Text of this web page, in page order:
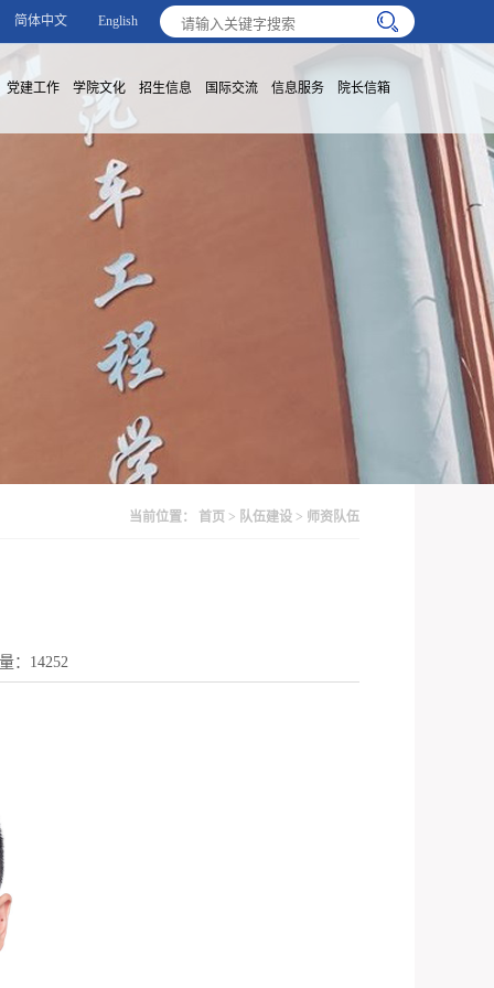
简体中文 English
党建工作 学院文化 招生信息 国际交流 信息服务 院长信箱
当前位置： 首页 > 队伍建设 > 师资队伍
： 14252